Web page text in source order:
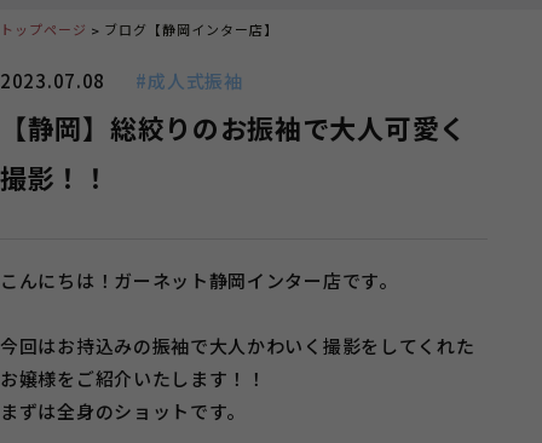
2023.07.08 #成人式振袖
【静岡】総絞りのお振袖で大人可愛く
撮影！！
こんにちは！ガーネット静岡インター店です。
今回はお持込みの振袖で大人かわいく撮影をしてくれた
お嬢様をご紹介いたします！！
まずは全身のショットです。
トップページ ブログ【静岡インター店】